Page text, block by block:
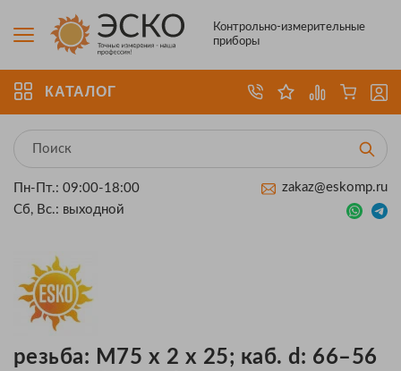
Контрольно-измерительные
приборы
КАТАЛОГ
Пн-Пт.: 09:00-18:00
Сб, Вс.: выходной
zakaz@eskomp.ru
резьба: M75 x 2 x 25; каб. d: 66–56